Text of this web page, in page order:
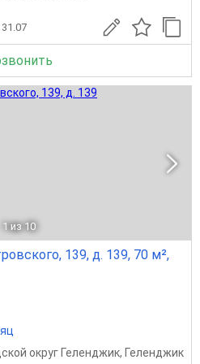
31.07
1 из 10
139, д. 139, 70 м²,
округ Геленджик, Геленджик